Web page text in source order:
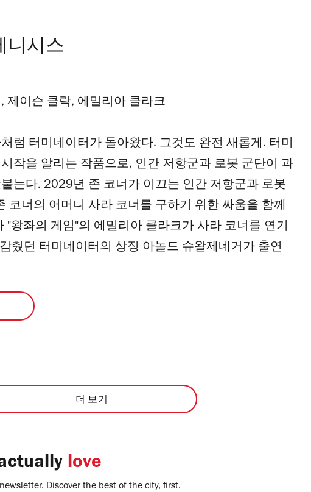
니시스
제이슨 클락, 에밀리아 클라크
럼 터미네이터가 돌아왔다. 그것도 완전 새롭게. 터미
작을 알리는 작품으로, 인간 저항군과 로봇 군단이 과
는다. 2029년 존 코너가 이끄는 인간 저항군과 로봇
코너의 어머니 사라 코너를 구하기 위한 싸움을 함께
"왕좌의 게임"의 에밀리아 클라크가 사라 코너를 연기
췄던 터미네이터의 상징 아놀드 슈왈제네거가 출연
더 보기
love
Discover the best of the city, first.